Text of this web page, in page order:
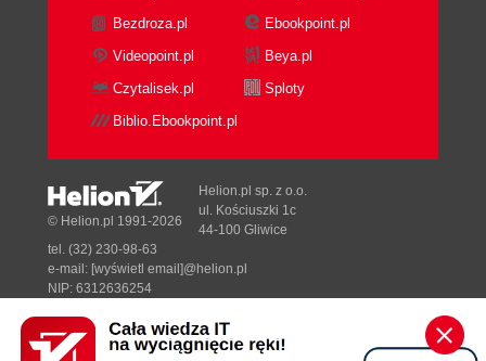
Bezdroza.pl
Ebookpoint.pl
Videopoint.pl
Beya.pl
Czytalisek.pl
Sploty
Biblio.Ebookpoint.pl
Designed with ♥ byTonik.pl
© Helion.pl 1991-2026
Helion.pl sp. z o.o.
ul. Kościuszki 1c
44-100 Gliwice
tel. (32) 230-98-63
e-mail: [wyświetl email]@helion.pl
NIP: 6312636254